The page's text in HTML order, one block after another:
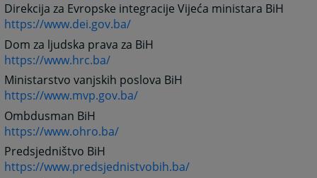
Direkcija za Evropske integracije Vijeća ministara BiH
https://www.dei.gov.ba/
Dom za ljudska prava za BiH
https://www.hrc.ba/
Ministarstvo vanjskih poslova BiH
https://www.mvp.gov.ba/
Ombdusman BiH
https://www.ohro.ba/
Predsjedništvo BiH
https://www.predsjednistvobih.ba/